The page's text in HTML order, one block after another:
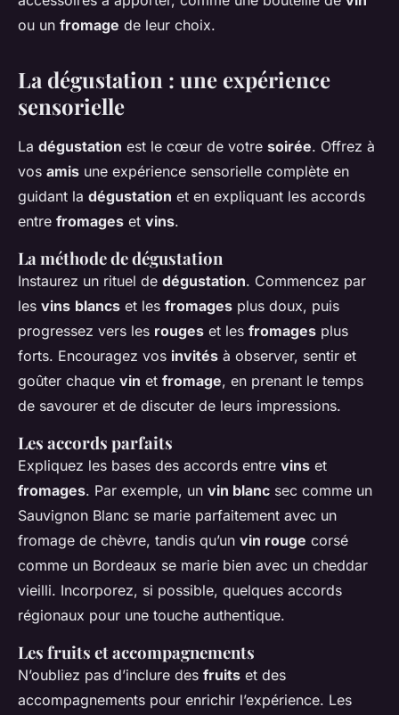
ou un fromage de leur choix.
La dégustation : une expérience
sensorielle
La dégustation est le cœur de votre soirée. Offrez à
vos amis une expérience sensorielle complète en
guidant la dégustation et en expliquant les accords
entre fromages et vins.
La méthode de dégustation
Instaurez un rituel de dégustation. Commencez par
les vins blancs et les fromages plus doux, puis
progressez vers les rouges et les fromages plus
forts. Encouragez vos invités à observer, sentir et
goûter chaque vin et fromage, en prenant le temps
de savourer et de discuter de leurs impressions.
Les accords parfaits
Expliquez les bases des accords entre vins et
fromages. Par exemple, un vin blanc sec comme un
Sauvignon Blanc se marie parfaitement avec un
fromage de chèvre, tandis qu’un vin rouge corsé
comme un Bordeaux se marie bien avec un cheddar
vieilli. Incorporez, si possible, quelques accords
régionaux pour une touche authentique.
Les fruits et accompagnements
N’oubliez pas d’inclure des fruits et des
accompagnements pour enrichir l’expérience. Les